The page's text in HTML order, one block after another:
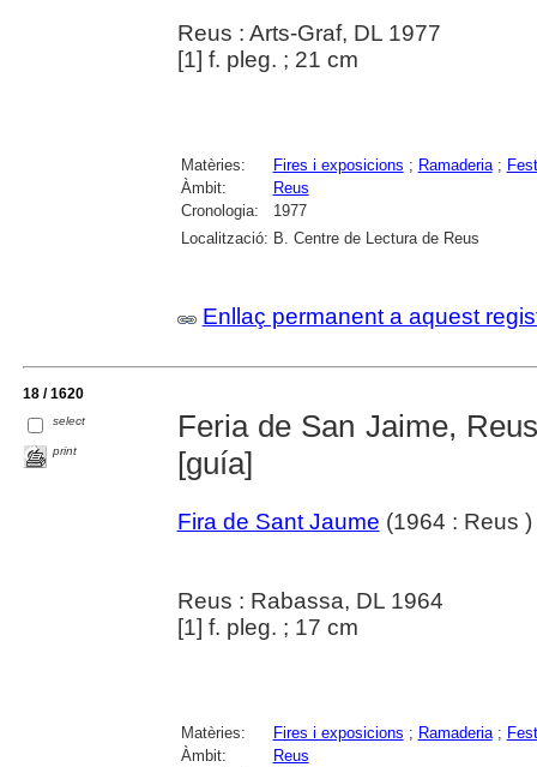
Reus : Arts-Graf, DL 1977
[1] f. pleg. ; 21 cm
Matèries: Fires i exposicions ; Ramaderia;
Àmbit:
Reus
Cronologia:
1977
Localització: B. Centre de Lectura de Reus
Enllaç permanent a aquest
18 / 1620
select
print
Feria de San Jaime,
[guía]
Fira de Sant Jaume (1964 : Reus )
Reus : Rabassa, DL 1964
[1] f. pleg. ; 17 cm
Matèries: Fires i exposicions ; Ramaderia;
Àmbit:
Reus